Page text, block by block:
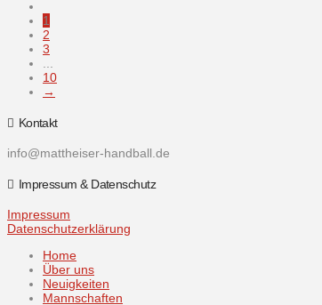
1
2
3
10
→
Kontakt
info@mattheiser-handball.de
Impressum & Datenschutz
Impressum
Datenschutzerklärung
Home
Über uns
Neuigkeiten
Mannschaften